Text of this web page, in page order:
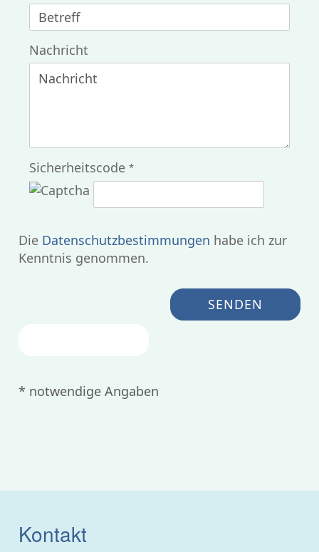
Nachricht
Sicherheitscode
DATENSCHUTZBESTIMMUNGEN
Die Datenschutzbestimmungen habe ich zur
Kenntnis genommen.
SENDEN
* notwendige Angaben
Kontakt